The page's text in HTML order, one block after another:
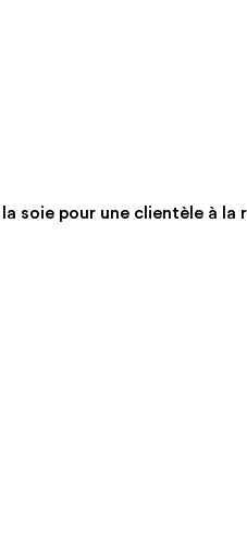
soie pour une clientèle à la